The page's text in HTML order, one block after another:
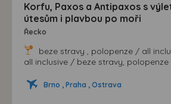
Korfu, Paxos a Antipaxos s
útesům i plavbou po moři
Řecko
beze stravy , polopenze / all
all inclusive / beze stravy, polopenze
Brno , Praha , Ostrava